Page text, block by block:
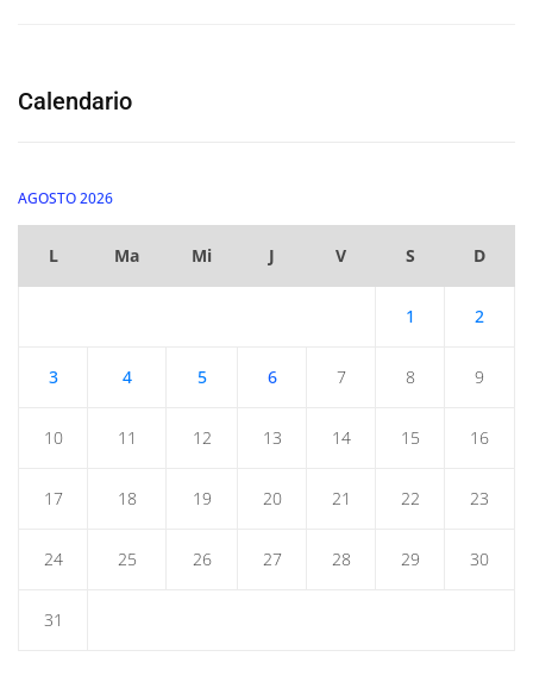
Calendario
AGOSTO 2026
L Ma Mi J V S D
1 2
3 4 5 6 7 8 9
10 11 12 13 14 15 16
17 18 19 20 21 22 23
24 25 26 27 28 29 30
31